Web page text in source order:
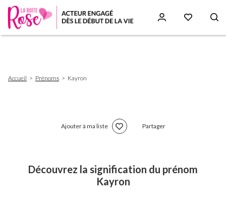
d'Ariane
Accueil Prénoms Kayron
Ajouter à ma liste Partager
Découvrez la signification du prénom
Kayron